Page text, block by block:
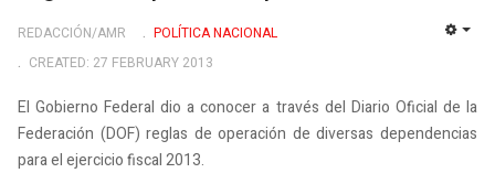
REDACCIÓN/AMR
POLÍ­TICA NACIONAL
CREATED: 27 FEBRUARY 2013
El Gobierno Federal dio a conocer a través del Diario Oficial de la
Federación (DOF) reglas de operación de diversas dependencias
para el ejercicio fiscal 2013.